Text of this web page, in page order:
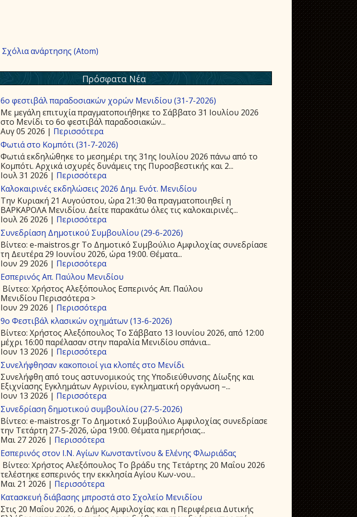
Σχόλια ανάρτησης (Atom)
Πρόσφατα Νέα
6ο φεστιβάλ παραδοσιακών χορών Μενιδίου (31-7-2026)
Με μεγάλη επιτυχία πραγματοποιήθηκε το Σάββατο 31 Ιουλίου 2026
στο Μενίδι το 6ο φεστιβάλ παραδοσιακών...
Αυγ 05 2026 | Περισσότερα
Φωτιά στο Κομπότι (31-7-2026)
Φωτιά εκδηλώθηκε το μεσημέρι της 31ης Ιουλίου 2026 πάνω από το
Κομπότι. Αρχικά ισχυρές δυνάμεις της Πυροσβεστικής και 2...
Ιουλ 31 2026 | Περισσότερα
Καλοκαιρινές εκδηλώσεις 2026 Δημ. Ενότ. Μενιδίου
Την Κυριακή 21 Αυγούστου, ώρα 21:30 θα πραγματοποιηθεί η
ΒΑΡΚΑΡΟΛΑ Μενιδίου. Δείτε παρακάτω όλες τις καλοκαιρινές...
Ιουλ 26 2026 | Περισσότερα
Συνεδρίαση Δημοτικού Συμβουλίου (29-6-2026)
Βίντεο: e-maistros.gr Το Δημοτικό Συμβούλιο Αμφιλοχίας συνεδρίασε
τη Δευτέρα 29 Ιουνίου 2026, ώρα 19:00. Θέματα...
Ιουν 29 2026 | Περισσότερα
Εσπερινός Απ. Παύλου Μενιδίου
Βίντεο: Χρήστος Αλεξόπουλος Εσπερινός Απ. Παύλου
Μενιδίου Περισσότερα >
Ιουν 29 2026 | Περισσότερα
9ο Φεστιβάλ κλασικών οχημάτων (13-6-2026)
Βίντεο: Χρήστος Αλεξόπουλος Το Σάββατο 13 Ιουνίου 2026, από 12:00
μέχρι 16:00 παρέλασαν στην παραλία Μενιδίου σπάνια...
Ιουν 13 2026 | Περισσότερα
Συνελήφθησαν κακοποιοί για κλοπές στο Μενίδι
Συνελήφθη από τους αστυνομικούς της Υποδιεύθυνσης Δίωξης και
Εξιχνίασης Εγκλημάτων Αγρινίου, εγκληματική οργάνωση –...
Ιουν 13 2026 | Περισσότερα
Συνεδρίαση δημοτικού συμβουλίου (27-5-2026)
Βίντεο: e-maistros.gr Το Δημοτικό Συμβούλιο Αμφιλοχίας συνεδρίασε
την Τετάρτη 27-5-2026, ώρα 19:00. Θέματα ημερήσιας...
Μαι 27 2026 | Περισσότερα
Εσπερινός στον Ι.Ν. Αγίων Κωνσταντίνου & Ελένης Φλωριάδας
Βίντεο: Χρήστος Αλεξόπουλος Το βράδυ της Τετάρτης 20 Μαΐου 2026
τελέστηκε εσπερινός την εκκλησία Αγίου Kων-νου...
Μαι 21 2026 | Περισσότερα
Κατασκευή διάβασης μπροστά στο Σχολείο Μενιδίου
Στις 20 Μαΐου 2026, ο Δήμος Αμφιλοχίας και η Περιφέρεια Δυτικής